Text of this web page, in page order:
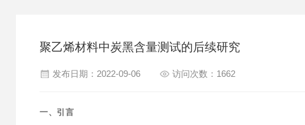
聚乙烯材料中炭黑含量测试的后续研究
发布日期：2022-09-06 访问次数：1662
一、引言